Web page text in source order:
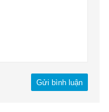
Gửi bình luận